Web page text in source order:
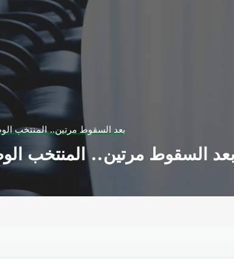
بعد السقوط مرتين.. المنتخب
السقوط مرتين.. المنتخب